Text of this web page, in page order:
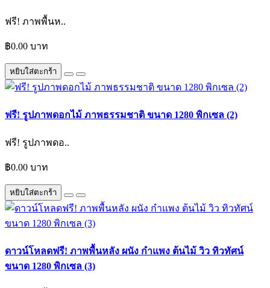
ฟรี! ภาพพื้นห..
฿0.00 บาท
หยิบใส่ตะกร้า
ฟรี! รูปภาพดอกไม้ ภาพธรรมชาติ ขนาด 1280 พิกเซล (2)
ฟรี! รูปภาพดอ..
฿0.00 บาท
หยิบใส่ตะกร้า
ดาวน์โหลดฟรี! ภาพพื้นหลัง ผนัง กำแพง ต้นไม้ วิว ทิวทัศน์
ขนาด 1280 พิกเซล (3)